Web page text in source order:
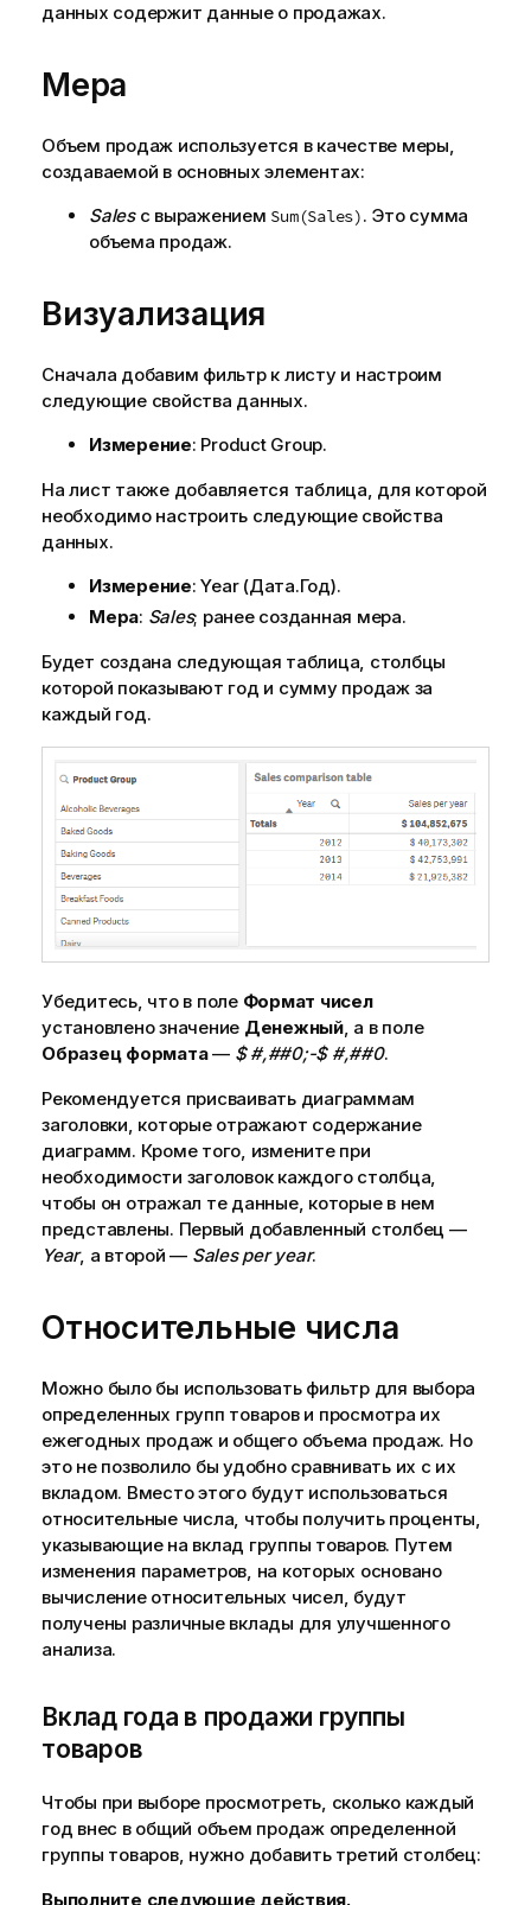
данных содержит данные о продажах.
Мера
Объем продаж используется в качестве меры,
создаваемой в основных элементах:
Salesс выражением Sum(Sales). Это сумма
объема продаж.
Визуализация
Сначала добавим фильтр к листу и настроим
следующие свойства данных.
Измерение: Product Group.
На лист также добавляется таблица, для которой
необходимо настроить следующие свойства
данных.
Измерение:Year(Дата.Год).
Мера: Sales; ранее созданная мера.
Будет создана следующая таблица, столбцы
которой показывают год и сумму продаж за
каждый год.
Убедитесь, что в поле Формат чисел
установлено значение Денежный, а в поле
Образец формата— $ #,##0;-$ #,##0.
Рекомендуется присваивать диаграммам
заголовки, которые отражают содержание
диаграмм. Кроме того, измените при
необходимости заголовок каждого столбца,
чтобы он отражал те данные, которые в нем
представлены. Первый добавленный столбец —
Year, а второй — Sales per year.
Относительные числа
Можно было бы использовать фильтр для выбора
определенных групп товаров и просмотра их
ежегодных продаж и общего объема продаж. Но
это не позволило бы удобно сравнивать их с их
вкладом. Вместо этого будут использоваться
относительные числа, чтобы получить проценты,
указывающие на вклад группы товаров. Путем
изменения параметров, на которых основано
вычисление относительных чисел, будут
получены различные вклады для улучшенного
анализа.
Вклад года в продажи группы
товаров
Чтобы при выборе просмотреть, сколько каждый
год внес в общий объем продаж определенной
группы товаров, нужно добавить третий столбец:
Выполните следующие действия.